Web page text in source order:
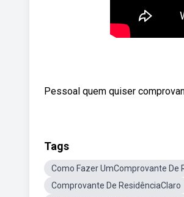
Pessoal quem quiser
Tags
Como Fazer UmComprovante De
Comprovante De ResidênciaClaro